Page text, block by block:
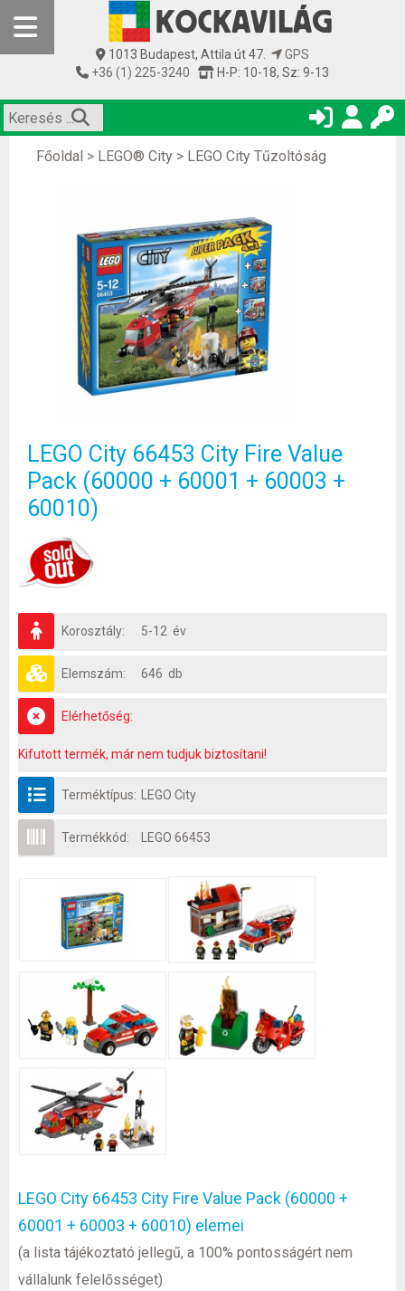
1013 Budapest, Attila út 47.
GPS
+36 (1) 225-3240
H-P: 10-18, Sz: 9-13
Főoldal > LEGO® City > LEGO City Tűzoltóság
LEGO City 66453 City Fire Value
Pack (60000 + 60001 + 60003 +
60010)
Korosztály: 5-12 év
Elemszám: 646 db
Elérhetőség:
Kifutott termék, már nem tudjuk biztosítani!
Terméktípus: LEGO City
Termékkód: LEGO 66453
LEGO City 66453 City Fire Value Pack (60000 +
60001 + 60003 + 60010) elemei
(a lista tájékoztató jellegű, a 100% pontosságért nem
vállalunk felelősséget)